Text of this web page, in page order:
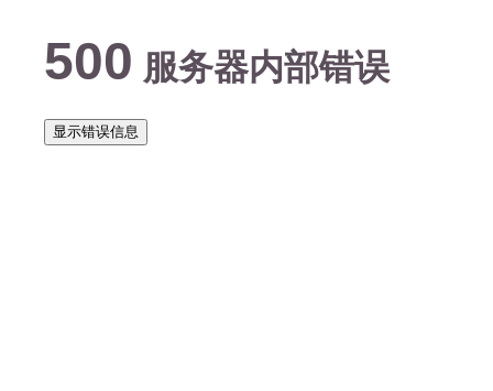
500 服务器内部错误